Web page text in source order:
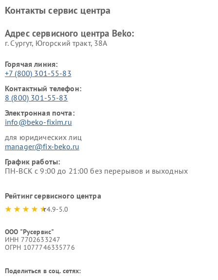
Ремонт холодильников Beko Ремонт морозильных камер
Контакты сервис центра
Адрес сервисного центра Beko:
г. Сургут, Югорский тракт, 38А
Горячая линия:
+7 (800) 301-55-83
Контактный телефон:
8 (800) 301-55-83
Электронная почта:
info@beko-fixim.ru
для юридических лиц
manager@fix-beko.ru
График работы:
ПН-ВСК с 9:00 до 21:00 без перерывов и выходных
Рейтинг сервисного центра
4.9-5.0
ООО "Русервис"
ИНН 7702633247
ОГРН 1077746335776
Поделиться в соц. сетях: